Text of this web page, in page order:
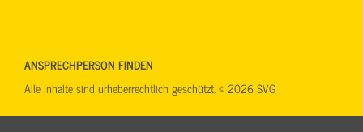
ANSPRECHPERSON FINDEN
Alle Inhalte sind urheberrechtlich geschützt. © 2026 SVG